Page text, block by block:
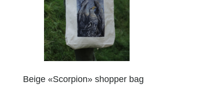
Beige «Scorpion» shopper bag